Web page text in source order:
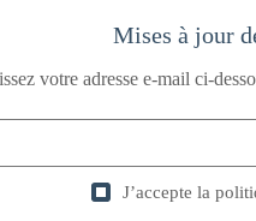
Mises à jour
votre adresse e-mail ci-
J’accepte la